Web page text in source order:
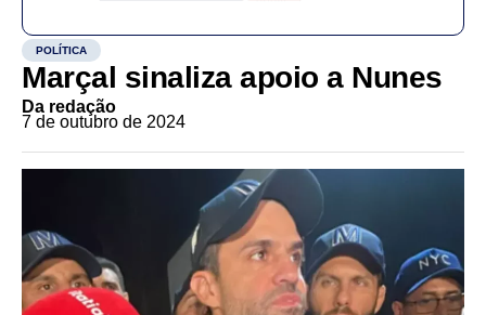
POLÍTICA
Marçal sinaliza apoio a Nunes
Da redação
7 de outubro de 2024